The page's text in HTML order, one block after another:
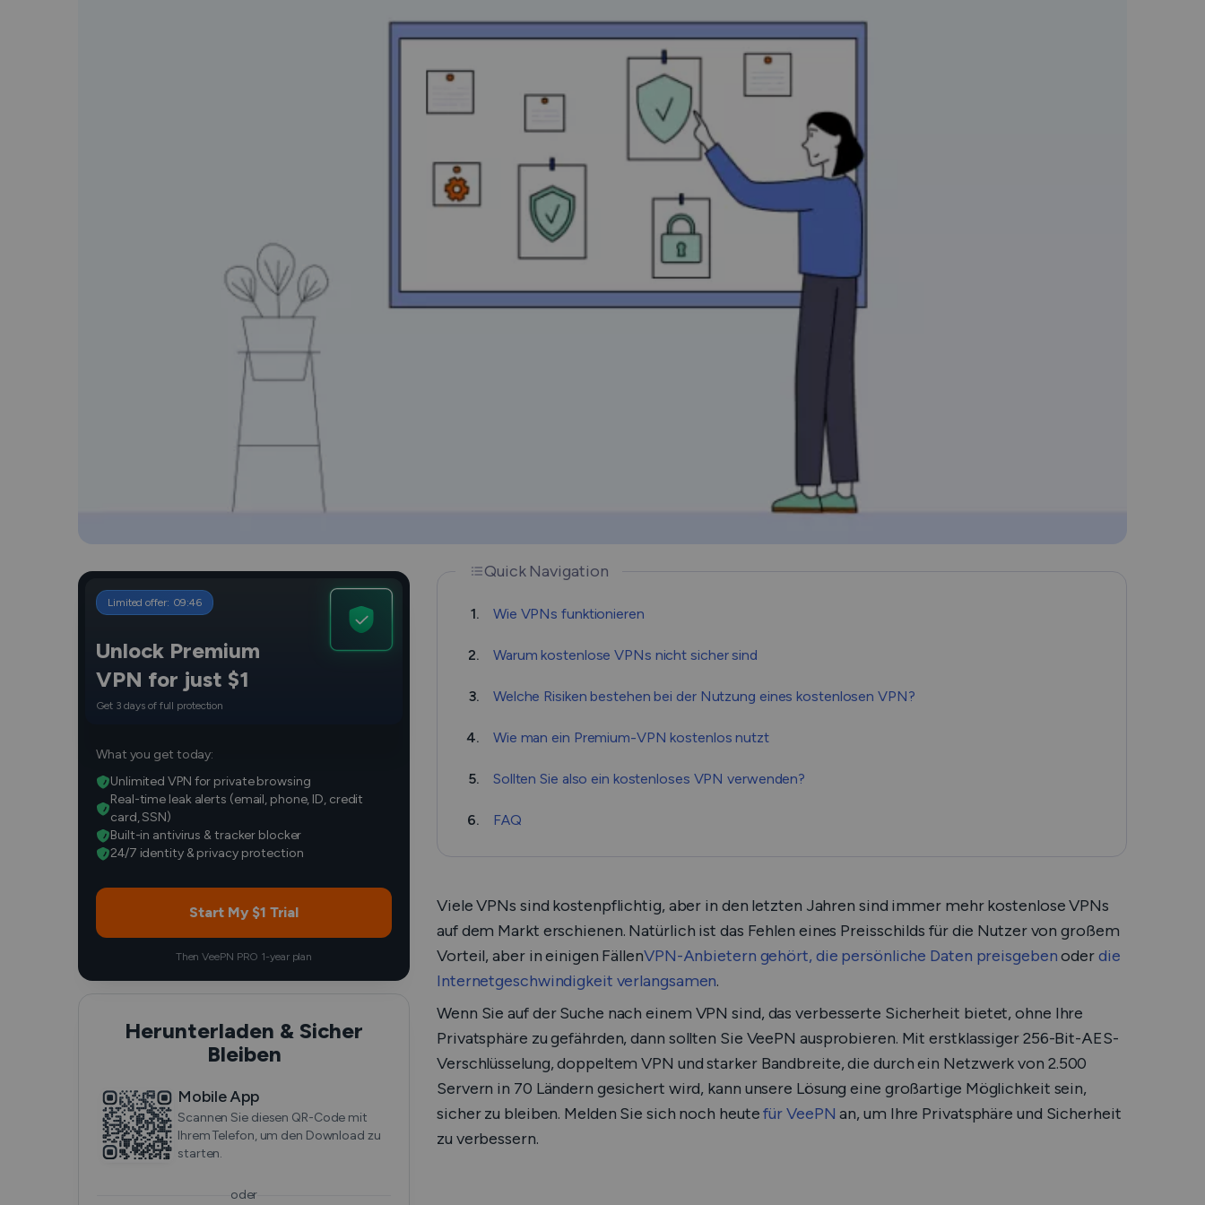
Limited offer: 09:45
Unlock Premium
VPN for just $1
Get 3 days of full protection
What you get today:
Unlimited VPN for private browsing
Real-time leak alerts (email, phone, ID, credit
card, SSN)
Built-in antivirus & tracker blocker
24/7 identity & privacy protection
Start My $1 Trial
Then VeePN PRO 1-year plan
Herunterladen & Sicher
Bleiben
Mobile App
Scannen Sie diesen QR-Code mit
Ihrem Telefon, um den Download zu
starten.
oder
Quick Navigation
1. Wie VPNs funktionieren
2. Warum kostenlose VPNs nicht sicher sind
3. Welche Risiken bestehen bei der Nutzung eines kostenlosen VPN?
4. Wie man ein Premium-VPN kostenlos nutzt
5. Sollten Sie also ein kostenloses VPN verwenden?
6. FAQ
Viele VPNs sind kostenpflichtig, aber in den letzten Jahren sind immer mehr kostenlose VPNs
auf dem Markt erschienen. Natürlich ist das Fehlen eines Preisschilds für die Nutzer von großem
Vorteil, aber in einigen FällenVPN-Anbietern gehört, die persönliche Daten preisgebenoderdie
Internetgeschwindigkeit verlangsamen.
Wenn Sie auf der Suche nach einem VPN sind, das verbesserte Sicherheit bietet, ohne Ihre
Privatsphäre zu gefährden, dann sollten Sie VeePN ausprobieren. Mit erstklassiger 256-Bit-AES-
Verschlüsselung, doppeltem VPN und starker Bandbreite, die durch ein Netzwerk von 2.500
Servern in 70 Ländern gesichert wird, kann unsere Lösung eine großartige Möglichkeit sein,
sicher zu bleiben. Melden Sie sich noch heutefür VeePN an, um Ihre Privatsphäre und Sicherheit
zu verbessern.